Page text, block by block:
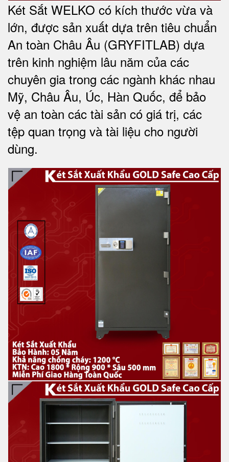
Két Sắt WELKO có kích thước vừa và
lớn, được sản xuất dựa trên tiêu chuẩn
An toàn Châu Âu (GRYFITLAB) dựa
trên kinh nghiệm lâu năm của các
chuyên gia trong các ngành khác nhau
Mỹ, Châu Âu, Úc, Hàn Quốc, để bảo
vệ an toàn các tài sản có giá trị, các
tệp quan trọng và tài liệu cho người
dùng.